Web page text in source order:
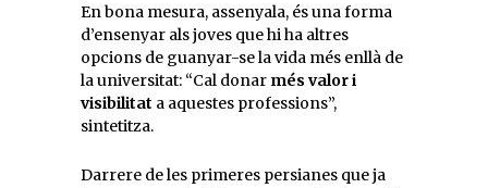
En bona mesura, assenyala, és una forma
d’ensenyar als joves que hi ha altres
opcions de guanyar-se la vida més enllà de
la universitat: “Cal donar més valor i
visibilitat a aquestes professions”,
sintetitza.
Darrere de les primeres persianes que ja